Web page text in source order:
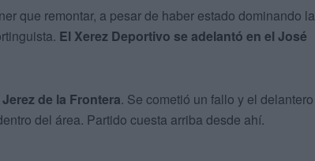
que remontar, a pesar de haber estado dominando la
El Xerez Deportivo se adelantó en el José
de la Frontera. Se cometió un fallo y el delantero
del área. Partido cuesta arriba desde ahí.